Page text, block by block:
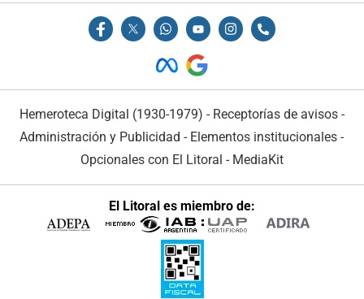
Hemeroteca Digital (1930-1979) - Receptorías de avisos -
Administración y Publicidad - Elementos institucionales -
Opcionales con El Litoral - MediaKit
El Litoral es miembro de: